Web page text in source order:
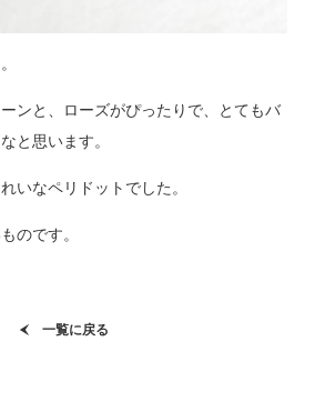
ンと、ローズがぴったりで、とてもバ
と思います。
いなペリドットでした。
のです。
一覧に戻る